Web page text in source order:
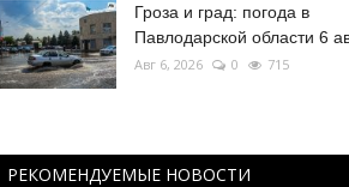
Гроза и град: погода в
Павлодарской области 6
Авг 6, 2026 0 715
РЕКОМЕНДУЕМЫЕ НОВОСТИ